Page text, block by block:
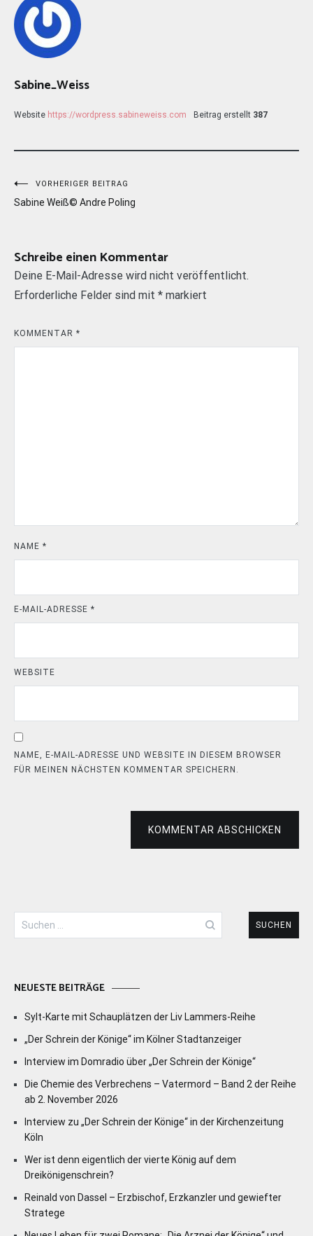
Sabine_Weiss
Website https://wordpress.sabineweiss.com Beitrag erstellt 387
Beitragsnavigation
VORHERIGER BEITRAG
Sabine Weiß© Andre Poling
Schreibe einen Kommentar
Deine E-Mail-Adresse wird nicht veröffentlicht.
Erforderliche Felder sind mit * markiert
KOMMENTAR *
NAME *
E-MAIL-ADRESSE *
WEBSITE
NAME, E-MAIL-ADRESSE UND WEBSITE IN DIESEM BROWSER
FÜR MEINEN NÄCHSTEN KOMMENTAR SPEICHERN.
KOMMENTAR ABSCHICKEN
Suchen
nach:
NEUESTE BEITRÄGE
Sylt-Karte mit Schauplätzen der Liv Lammers-Reihe
„Der Schrein der Könige“ im Kölner Stadtanzeiger
Interview im Domradio über „Der Schrein der Könige“
Die Chemie des Verbrechens – Vatermord – Band 2 der Reihe
ab 2. November 2026
Interview zu „Der Schrein der Könige“ in der Kirchenzeitung
Köln
Wer ist denn eigentlich der vierte König auf dem
Dreikönigenschrein?
Reinald von Dassel – Erzbischof, Erzkanzler und gewiefter
Stratege